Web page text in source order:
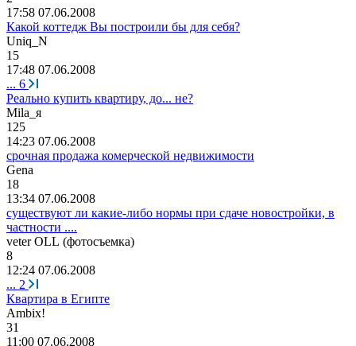
17:58 07.06.2008
Какой коттедж Вы построили бы для себя?
Uniq_N
15
17:48 07.06.2008
... 6
Реально купить квартиру, до... не?
Mila_ я
125
14:23 07.06.2008
срочная продажа комерческой недвижимости
Gena
18
13:34 07.06.2008
существуют ли какие-либо нормы при сдаче новостройки, в
частности ....
veter OLL (фотосъемка)
8
12:24 07.06.2008
... 2
Квартира в Египте
Ambix!
31
11:00 07.06.2008